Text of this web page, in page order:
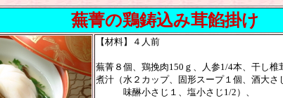
蕪菁の鶏鋳込み茸餡掛け
【材料】４人前
蕪菁８個、鶏挽肉150ｇ、人参1/4本、干し椎
煮汁（水２カップ、固形スープ１個、酒大さ
味醂小さじ１、塩小さじ1/2）、